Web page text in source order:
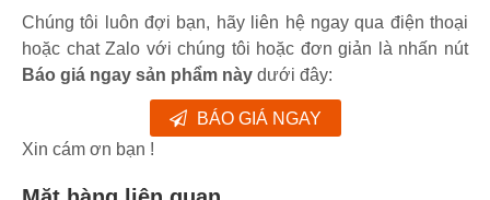
Chúng tôi luôn đợi bạn, hãy liên hệ ngay qua điện thoại
hoặc chat Zalo với chúng tôi hoặc đơn giản là nhấn nút
Báo giá ngay sản phẩm này dưới đây:
BÁO GIÁ NGAY
Xin cám ơn bạn !